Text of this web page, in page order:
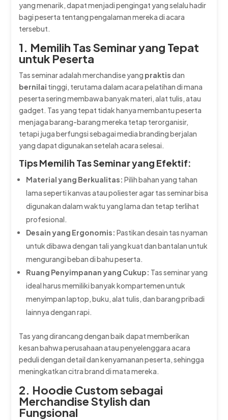
yang menarik, dapat menjadi pengingat yang selalu hadir
bagi peserta tentang pengalaman mereka di acara
tersebut.
1. Memilih Tas Seminar yang Tepat
untuk Peserta
Tas seminar adalah merchandise yang praktisdan
bernilai tinggi, terutama dalam acara pelatihan di mana
peserta sering membawa banyak materi, alat tulis, atau
gadget. Tas yang tepat tidak hanya membantu peserta
menjaga barang-barang mereka tetap terorganisir,
tetapi juga berfungsi sebagai media branding berjalan
yang dapat digunakan setelah acara selesai.
Tips Memilih Tas Seminar yang Efektif:
Material yang Berkualitas: Pilih bahan yang tahan
lama seperti kanvas atau poliester agar tas seminar bisa
digunakan dalam waktu yang lama dan tetap terlihat
profesional.
Desain yang Ergonomis: Pastikan desain tas nyaman
untuk dibawa dengan tali yang kuat dan bantalan untuk
mengurangi beban di bahu peserta.
Ruang Penyimpanan yang Cukup: Tas seminar yang
ideal harus memiliki banyak kompartemen untuk
menyimpan laptop, buku, alat tulis, dan barang pribadi
lainnya dengan rapi.
Tas yang dirancang dengan baik dapat memberikan
kesan bahwa perusahaan atau penyelenggara acara
peduli dengan detail dan kenyamanan peserta, sehingga
meningkatkan citra brand di mata mereka.
2. Hoodie Custom sebagai
Merchandise Stylish dan
Fungsional